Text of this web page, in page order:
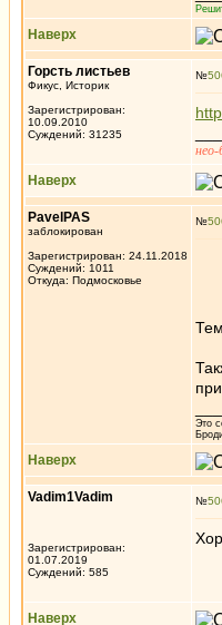
Наверх
Горсть листьев
Фикус, Историк
Зарегистрирован:
10.09.2010
Суждений: 31235
№
нео-
Наверх
PavelPAS
заблокирован
Зарегистрирован: 24.11.2018
Суждений: 1011
Откуда: Подмосковье
№
Это
Наверх
Vadim1Vadim
Зарегистрирован:
01.07.2019
Суждений: 585
№
Наверх